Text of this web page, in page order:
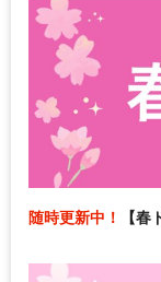
随時更新中！ 【